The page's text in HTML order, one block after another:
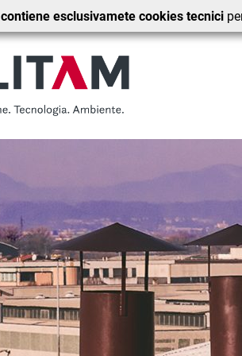
contiene esclusivamete cookies tecnici